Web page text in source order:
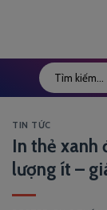
TIN TỨC
In thẻ xanh
lượng ít –